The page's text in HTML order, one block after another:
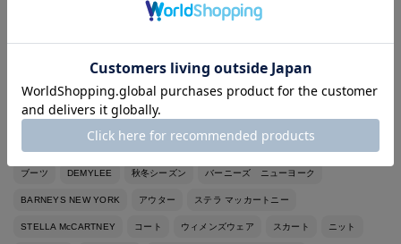
骨格 : ウェーブ
ワンピース
ブーツ DEMYLEE 秋冬シーズン バーニーズ ニューヨーク
BARNEYS NEW YORK アウター ステラ マッカートニー
STELLA McCARTNEY コート ウィメンズウェア スカート ニット